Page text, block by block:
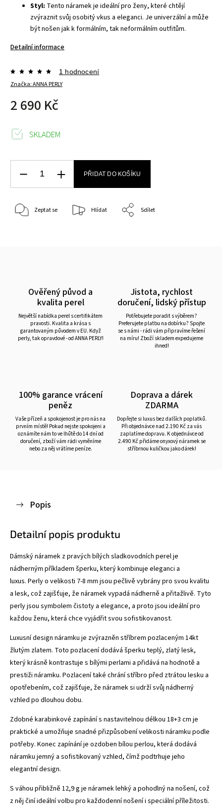
Styl: Tento náramek je ideální pro ženy, které chtějí
zvýraznit svůj osobitý vkus a eleganci. Je univerzální a může
být nošen jak k formálním, tak neformálním outfitům.
Detailní informace
Značka:ANNA PERLY
1 hodnocení
2 690 Kč
SKLADEM
PŘIDAT DO KOŠÍKU
Zeptat se Hlídat Sdílet
Ověřený původ a
kvalita perel
Největší nabídka perel s certifikátem
pravosti. Kvalita a krása s
garantovaným původem v EU. Když
perly, tak opravdové - od ANNA PERLY!
Jistota, rychlost
doručení, lidský přístup
Potřebujete poradit s výběrem?
Preferujete platbu na dobírku? Spojte
se s námi - rádi vám připravíme řešení
na míru! Zboží skladem expedujeme
ihned!
100% garance vrácení
peněz
Vaše přízeň a spokojenost je pro nás na
prvním místě! Pokud nejste spokojeni a
oznámíte nám to ve lhůtě do 14 dní od
doručení, zboží vám rádi vyměníme
nebo za něj vrátíme peníze.
Doprava a dárek
ZDARMA
Dopřejte si luxus bez dalších poplatků.
Při objednávce nad 2.190 Kč za vás
zaplatíme dopravu. K objednávce od
2.490 Kč přidáme onyxový náramek se
stříbrnou kuličkou jako dárek!
Popis
Detailní popis produktu
Dámský náramek z pravých bílých sladkovodních perel je
nádherným příkladem šperku, který kombinuje eleganci a
luxus. Perly o velikosti 7-8 mm jsou pečlivě vybrány pro svou kvalitu
a lesk, což zajišťuje, že náramek vypadá nádherně a přitažlivě. Tyto
perly jsou symbolem čistoty a elegance, a proto jsou ideální pro
každou ženu, která chce vyjádřit svou sofistikovanost.
Luxusní design náramku je zvýrazněn stříbrem pozlaceným 14kt
žlutým zlatem. Toto pozlacení dodává šperku teplý, zlatý lesk,
který krásně kontrastuje s bílými perlami a přidává na hodnotě a
prestiži náramku. Pozlacení také chrání stříbro před ztrátou lesku a
opotřebením, což zajišťuje, že náramek si udrží svůj nádherný
vzhled po dlouhou dobu.
Zdobné karabinkové zapínání s nastavitelnou délkou 18+3 cm je
praktické a umožňuje snadné přizpůsobení velikosti náramku podle
potřeby. Konec zapínání je ozdoben bílou perlou, která dodává
náramku jemný a sofistikovaný vzhled, čímž podtrhuje jeho
elegantní design.
S váhou přibližně 12,9 g je náramek lehký a pohodlný na nošení, což
z něj činí ideální volbu pro každodenní nošení i speciální příležitosti.